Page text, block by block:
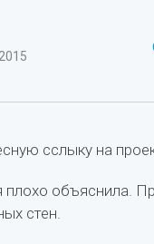
сслыку на
плохо объяснила.
стен.